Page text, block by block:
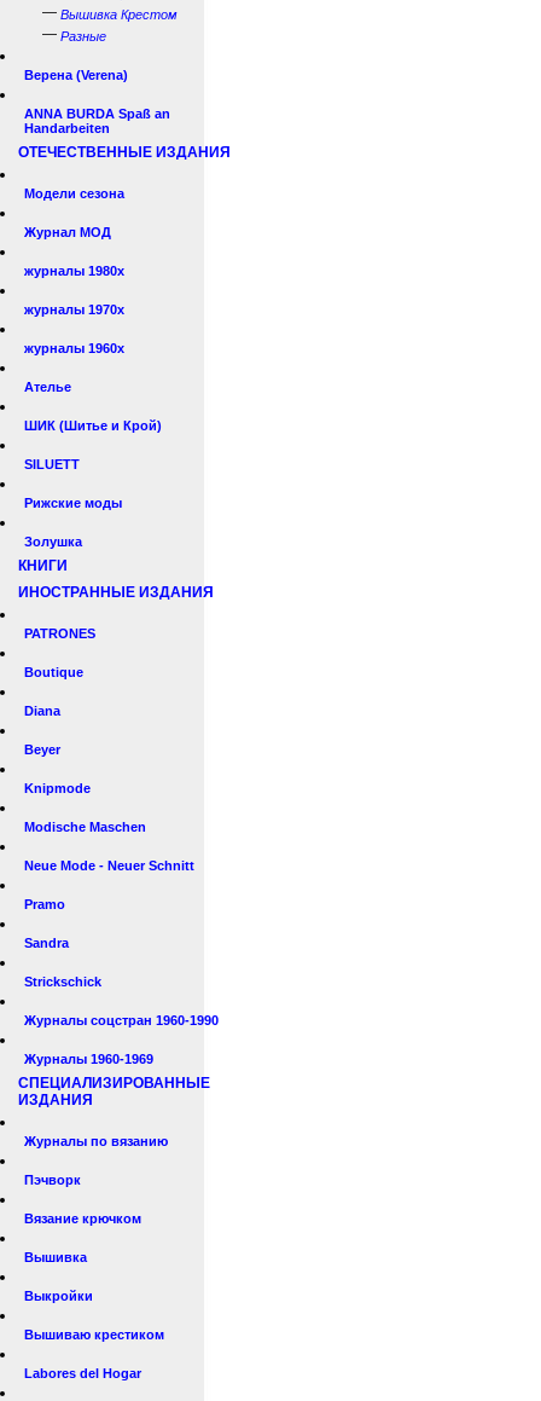
— Вышивка Крестом
— Разные
Верена (Verena)
ANNA BURDA Spaß an
Handarbeiten
ОТЕЧЕСТВЕННЫЕ ИЗДАНИЯ
Модели сезона
Журнал МОД
журналы 1980х
журналы 1970х
журналы 1960х
Ателье
ШИК (Шитье и Крой)
SILUETT
Рижские моды
Золушка
КНИГИ
ИНОСТРАННЫЕ ИЗДАНИЯ
PATRONES
Boutique
Diana
Beyer
Knipmode
Modische Maschen
Neue Mode - Neuer Schnitt
Pramo
Sandra
Strickschick
Журналы соцстран 1960-1990
Журналы 1960-1969
СПЕЦИАЛИЗИРОВАННЫЕ
ИЗДАНИЯ
Журналы по вязанию
Пэчворк
Вязание крючком
Вышивка
Выкройки
Вышиваю крестиком
Labores del Hogar